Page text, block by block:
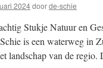
2024doorde-schie
Stukje Natuur en
is een waterweg in
landschap van de